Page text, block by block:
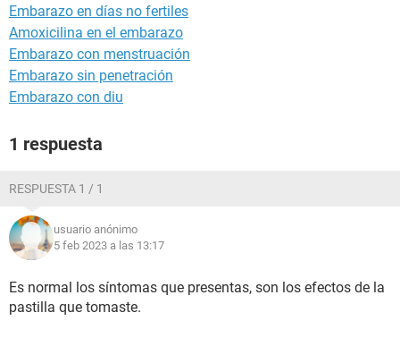
Embarazo en días no fertiles
Amoxicilina en el embarazo
Embarazo con menstruación
Embarazo sin penetración
Embarazo con diu
1 respuesta
RESPUESTA 1 / 1
usuario anónimo
5 feb 2023 a las 13:17
Es normal los síntomas que presentas, son los efectos de la
pastilla que tomaste.